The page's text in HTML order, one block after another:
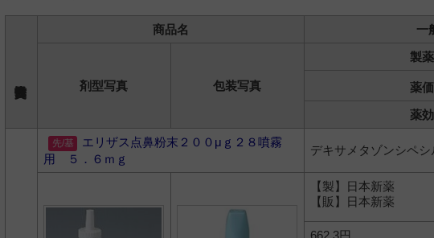
商品名 一
剤型写真 包装写真
製
薬価
薬
エリザス点鼻粉末２００μｇ２８噴霧
用 ５．６ｍｇ
デキサメタゾンシペ
【製】日本新薬
【販】日本新薬